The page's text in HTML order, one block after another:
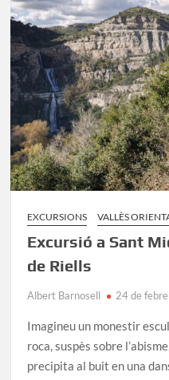
Les
Escaules:
circular
a
l’Alt
Empordà
EXCURSIONS VALLÈS
Excursió a Sant
de Riells
Albert Barnosell 24 de
Imagineu un monestir
roca, suspès sobre
precipita al buit en una